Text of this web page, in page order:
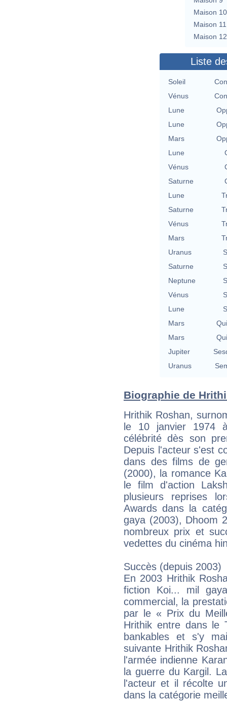
Maison 10
Maison 11
Maison 12
Liste
Soleil
Vénus
Lune
Lune
Mars
Lune
Vénus
Saturne
Lune
Saturne
Vénus
Mars
Uranus
Saturne
Neptune
Vénus
Lune
Mars
Mars
Jupiter
Uranus
Biographie de
Hrithik Roshan,
le 10 janvier 1974
célébrité dès son
Depuis l'acteur s'est
dans des films de
(2000), la romance
le film d'action
plusieurs reprises
Awards dans la
gaya (2003), Dhoom
nombreux prix et
vedettes du cinéma
Succès (depuis 2003)
En 2003 Hrithik
fiction Koi... mil
commercial, la
par le « Prix du
Hrithik entre dans le
bankables et s'y
suivante Hrithik
l'armée indienne
la guerre du Kargil.
l'acteur et il récolte
dans la catégorie